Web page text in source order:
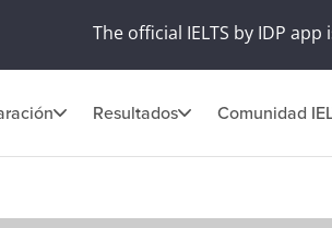
The official IELTS by IDP app
Resultados Comunidad